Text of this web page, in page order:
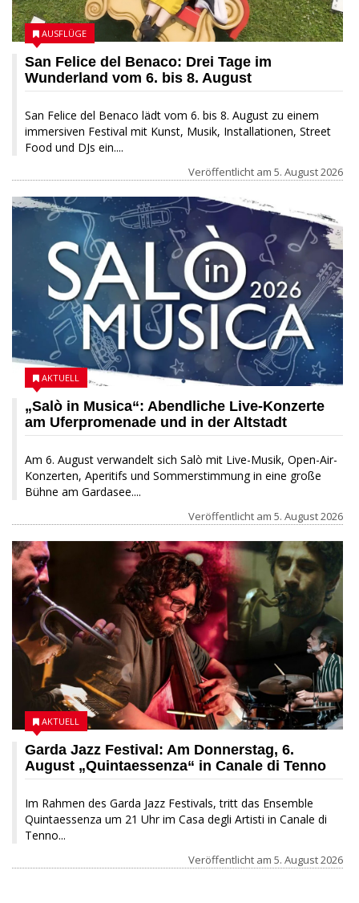
San Felice del Benaco: Drei Tage im
Wunderland vom 6. bis 8. August
San Felice del Benaco lädt vom 6. bis 8. August zu einem
immersiven Festival mit Kunst, Musik, Installationen, Street
Food und DJs ein....
AUSFLÜGE
Veröffentlicht am 5. August 2026
„Salò in Musica“: Abendliche Live-Konzerte
am Uferpromenade und in der Altstadt
Am 6. August verwandelt sich Salò mit Live-Musik, Open-Air-
Konzerten, Aperitifs und Sommerstimmung in eine große
Bühne am Gardasee....
AKTUELL
Veröffentlicht am 5. August 2026
Garda Jazz Festival: Am Donnerstag, 6.
August „Quintaessenza“ in Canale di Tenno
Im Rahmen des Garda Jazz Festivals, tritt das Ensemble
Quintaessenza um 21 Uhr im Casa degli Artisti in Canale di
Tenno...
AKTUELL
Veröffentlicht am 5. August 2026